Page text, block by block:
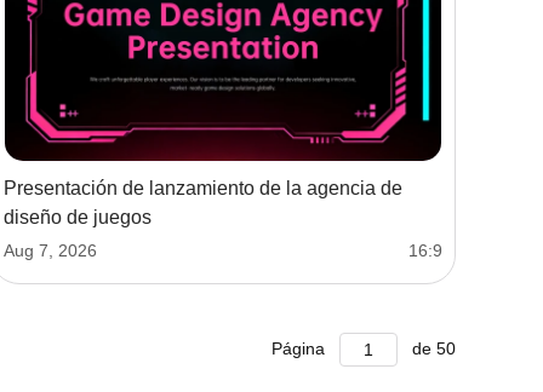
Presentación de lanzamiento de la agencia de
diseño de juegos
Aug 7, 2026 16:9
Página de 50